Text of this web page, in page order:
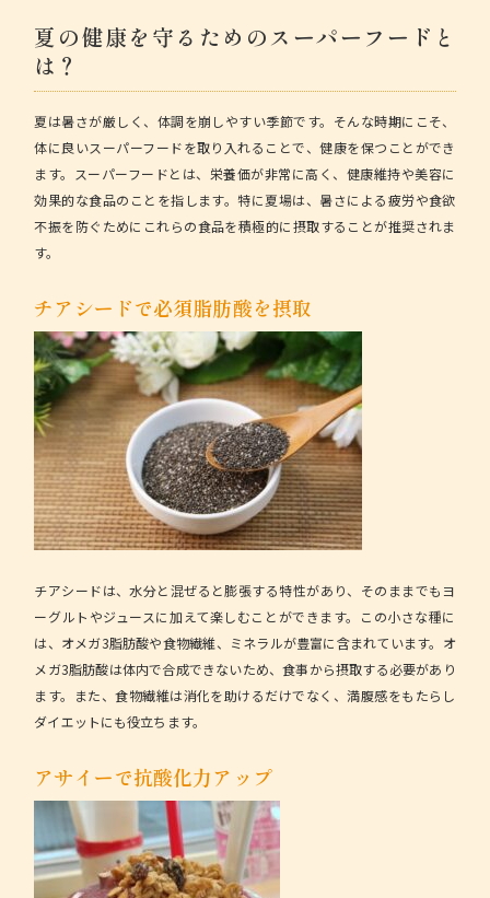
夏の健康を守るためのスーパーフードと
は？
夏は暑さが厳しく、体調を崩しやすい季節です。そんな時期にこそ、
体に良いスーパーフードを取り入れることで、健康を保つことができ
ます。スーパーフードとは、栄養価が非常に高く、健康維持や美容に
効果的な食品のことを指します。特に夏場は、暑さによる疲労や食欲
不振を防ぐためにこれらの食品を積極的に摂取することが推奨されま
す。
チアシードで必須脂肪酸を摂取
チアシードは、水分と混ぜると膨張する特性があり、そのままでもヨ
ーグルトやジュースに加えて楽しむことができます。この小さな種に
は、オメガ3脂肪酸や食物繊維、ミネラルが豊富に含まれています。オ
メガ3脂肪酸は体内で合成できないため、食事から摂取する必要があり
ます。また、食物繊維は消化を助けるだけでなく、満腹感をもたらし
ダイエットにも役立ちます。
アサイーで抗酸化力アップ